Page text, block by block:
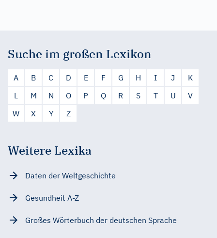
Suche im großen Lexikon
A B C D E F G H I J
K
L
M N O P Q R S T U
V
W
X Y Z
Weitere Lexika
Daten der Weltgeschichte
Gesundheit A-Z
Großes Wörterbuch der deutschen Sprache